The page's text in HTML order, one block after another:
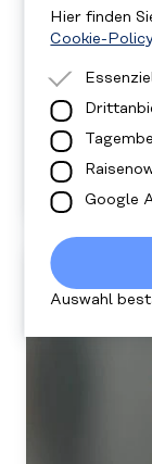
Hier finden
Cookie-Policy
die
Diese
Media
Cookies
Google
wie
Auswahl
Himanshi
Sindbads
durch
ihre Ziel zu
zu finden
Menschen
können.